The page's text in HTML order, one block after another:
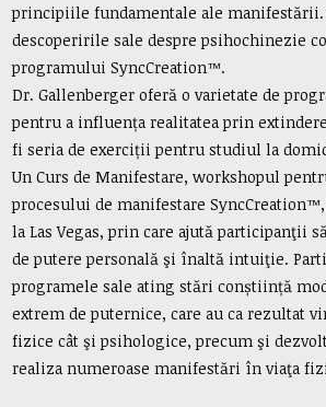
principiile fundamentale ale manifestării.
descoperirile sale despre psihochinezie
programului SyncCreation™.
Dr. Gallenberger oferă o varietate de
pentru a influența realitatea prin
fi seria de exerciții pentru studiul la
Un Curs de Manifestare, workshopul
procesului de manifestare
la Las Vegas, prin care ajută participanţii
de putere personală şi înaltă intuiţie.
programele sale ating stări conștiință
extrem de puternice, care au ca rezultat
fizice cât şi psihologice, precum şi
realiza numeroase manifestări în viaţa